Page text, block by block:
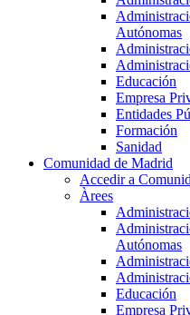
Autónomas
Educación
Empresa
Entidades
Formación
Sanidad
Comunidad de Madrid
Accedir a
Àrees
Autónomas
Educación
Empresa